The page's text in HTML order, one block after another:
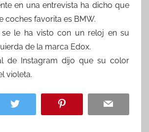
en una entrevista ha dicho que
coches favorita es BMW.
se le ha visto con un reloj en su
de la marca Edox.
de Instagram dijo que su color
violeta.